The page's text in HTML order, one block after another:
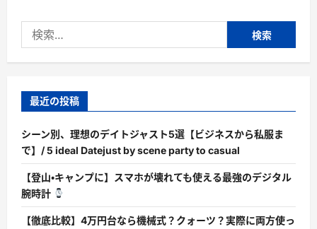
索:
最近の投稿
シーン別、理想のデイトジャスト5選【ビジネスから私服ま
で】/ 5 ideal Datejust by scene party to casual
【登山・キャンプに】スマホが壊れても使える最強のデジタル
腕時計
【徹底比較】4万円台なら機械式？クォーツ？実際に両方使っ